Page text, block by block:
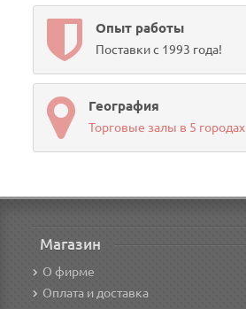
Опыт работы
Поставки с 1993 года!
География
Торговые залы в 5 городах
Магазин
О фирме
Оплата и доставка